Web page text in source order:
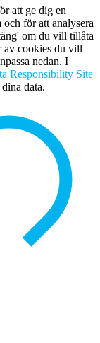
att ge dig en
för att analysera
om du vill tillåta
av cookies du vill
nedan. I
Responsibility Site
data.